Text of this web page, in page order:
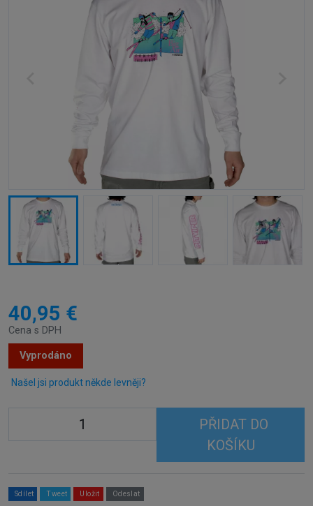
40,95 €
Cena s DPH
Vyprodáno
Našel jsi produkt někde levněji?
PŘIDAT DO
KOŠÍKU
Sdílet Tweet Uložit Odeslat